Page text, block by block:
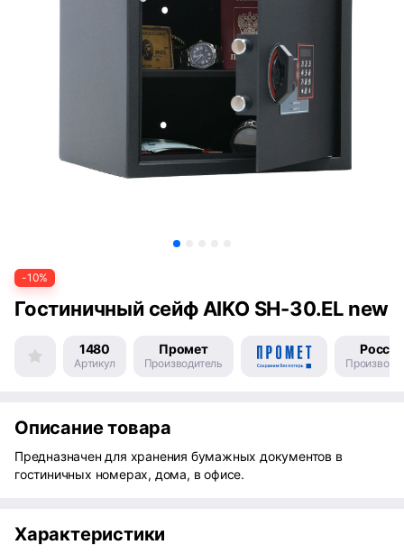
-10%
Гостиничный сейф AIKO SH-30.EL new
1480
Артикул
Промет
Производитель
Россия
Описание товара
Предназначен для хранения бумажных документов в
гостиничных номерах, дома, в офисе.
Характеристики